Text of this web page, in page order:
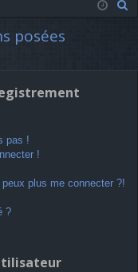
n
nr
posées
pas !
!
plus me connecter ?!
?